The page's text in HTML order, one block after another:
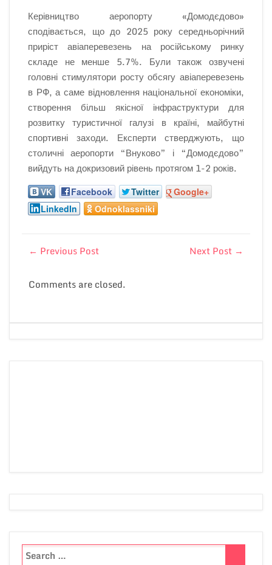
Керівництво аеропорту «Домодєдово»
сподівається, що до 2025 року середньорічний
приріст авіаперевезень на російському ринку
складе не менше 5.7%. Були також озвучені
головні стимулятори росту обсягу авіаперевезень
в РФ, а саме відновлення національної економіки,
створення більш якісної інфраструктури для
розвитку туристичної галузі в країні, майбутні
спортивні заходи. Експерти стверджують, що
столичні аеропорти “Внуково” і “Домодєдово”
вийдуть на докризовий рівень протягом 1-2 років.
VK Facebook Twitter
Google+
LinkedIn
Odnoklassniki
← Previous Post Next Post →
Comments are closed.